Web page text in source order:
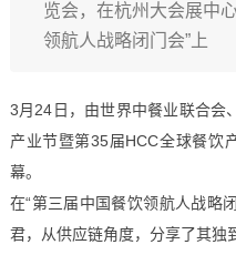
览会，在杭州大会展中
领航人战略闭门会”上
3月24日，由世界中餐业联合会
产业节暨第35届HCC全球餐饮
幕。
在“第三届中国餐饮领航人战略
君，从供应链角度，分享了其独